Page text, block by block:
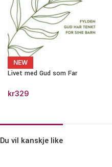
NEW
Livet med Gud som Far
kr329
Du vil kanskje like